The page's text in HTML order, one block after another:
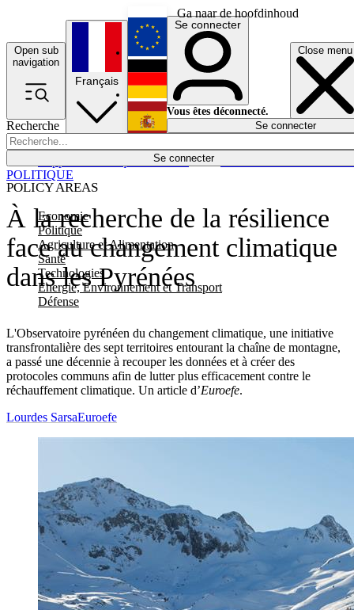
Ga naar de hoofdinhoud
Open sub
navigation
Close menu
Recherche
Se connecter
POLICY AREAS
Economie
Politique
Agriculture et Alimentation
Santé
Technologies
Energie, Environnement et Transport
Défense
Économie
Français
English
Deutsch
Español
Se connecter
Vous êtes déconnecté.
Se connecter
À la recherche de la résilience
face au changement climatique
dans les Pyrénées
L'Observatoire pyrénéen du changement climatique, une initiative
transfrontalière des sept territoires entourant la chaîne de montagne,
a passé une décennie à recouper les données et à créer des
protocoles communs afin de lutter plus efficacement contre le
réchauffement climatique. Un article d’Euroefe.
POLITIQUE
Lourdes SarsaEuroefe